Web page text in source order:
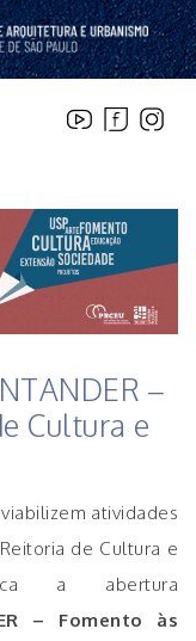
–
Cultura e
atividades
de Cultura e
a abertura
– Fomento às